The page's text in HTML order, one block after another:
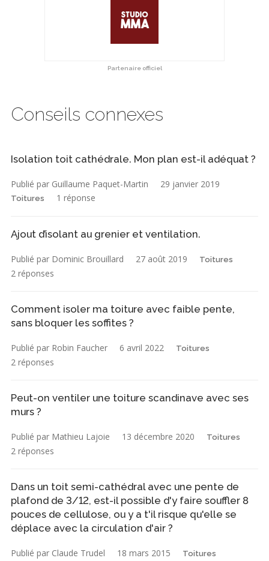
Partenaire officiel
Conseils connexes
Isolation toit cathédrale. Mon plan est-il adéquat ?
Publié par Guillaume Paquet-Martin 29 janvier 2019
Toitures 1 réponse
Ajout d’isolant au grenier et ventilation.
Publié par Dominic Brouillard 27 août 2019 Toitures
2 réponses
Comment isoler ma toiture avec faible pente,
sans bloquer les soffites ?
Publié par Robin Faucher 6 avril 2022 Toitures
2 réponses
Peut-on ventiler une toiture scandinave avec ses
murs ?
Publié par Mathieu Lajoie 13 décembre 2020 Toitures
2 réponses
Dans un toit semi-cathédral avec une pente de
plafond de 3/12, est-il possible d'y faire souffler 8
pouces de cellulose, ou y a t'il risque qu'elle se
déplace avec la circulation d'air ?
Publié par Claude Trudel 18 mars 2015 Toitures